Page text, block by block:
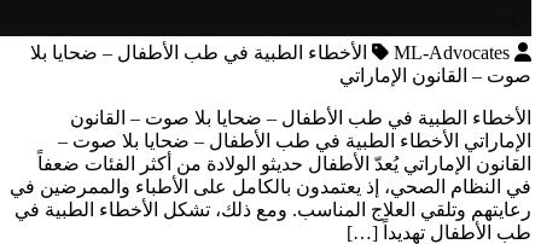
ML-Advocates
الأخطاء الطبية في طب الأطفال – ضحايا بلا
صوت – القانون الإماراتي
الأخطاء الطبية في طب الأطفال – ضحايا بلا صوت – القانون
الإماراتي الأخطاء الطبية في طب الأطفال – ضحايا بلا صوت –
القانون الإماراتي يُعدّ الأطفال حديثو الولادة من أكثر الفئات ضعفاً
في النظام الصحي، إذ يعتمدون بالكامل على الأطباء والممرضين في
رعايتهم وتلقي العلاج المناسب. ومع ذلك، تشكل الأخطاء الطبية في
طب الأطفال تهديداً […]